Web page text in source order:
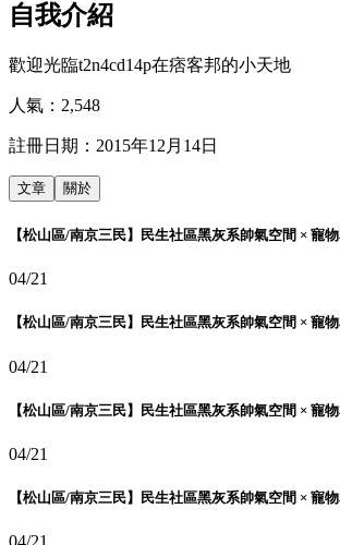
自我介紹
歡迎光臨t2n4cd14p在痞客邦的小天地
人氣： 2,548
註冊日期： 2015年12月14日
文章 關於
【松山區/南京三民】民生社區黑灰系帥氣空間 × 寵
04/21
【松山區/南京三民】民生社區黑灰系帥氣空間 × 寵
04/21
【松山區/南京三民】民生社區黑灰系帥氣空間 × 寵
04/21
【松山區/南京三民】民生社區黑灰系帥氣空間 × 寵